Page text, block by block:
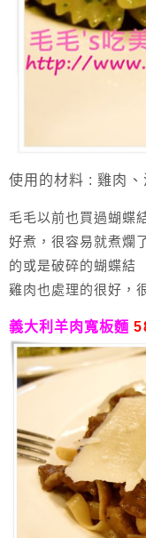
使用的材料 : 雞肉
毛毛以前也買過蝴蝶
好煮，很容易就煮爛
的或是破碎的蝴蝶結
雞肉也處理的很好，
義大利羊肉寬板麵